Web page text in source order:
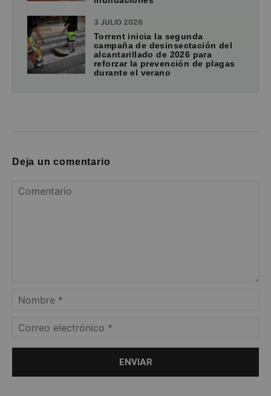
3 JULIO 2026
Torrent inicia la segunda
campaña de desinsectación del
alcantarillado de 2026 para
reforzar la prevención de plagas
durante el verano
Deja un comentario